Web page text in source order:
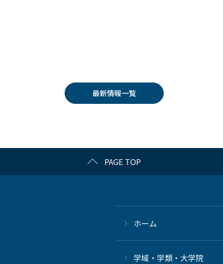
最新情報一覧
PAGE TOP
ホーム
学域・学類・大学院